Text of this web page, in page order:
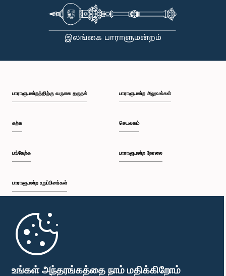
உங்கள் அந்தரங்கத்தை நாம் மதிக்கிறோம்
பாராளுமன்றத்திற்கு வருகை தருதல்
கற்க
பங்கேற்க
பாராளுமன்ற உறுப்பினர்கள்
முதற்பக்கம்
பாராளுமன்ற அலுவல்கள்
செயலகம்
பாராளுமன்ற நேரலை
பாராளுமன்ற கையடக்க செயலி